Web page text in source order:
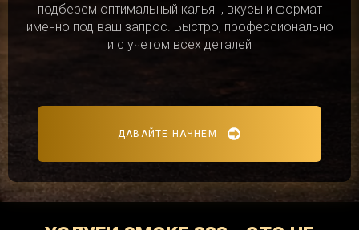
подберем оптимальный кальян, вкусы и формат
именно под ваш запрос. Быстро, профессионально
и с учетом всех деталей
ДАВАЙТЕ НАЧНЕМ